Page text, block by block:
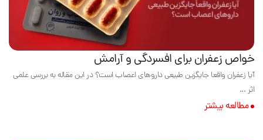
خواص زعفران برای افسردگی و آرامش
آیا زعفران واقعا جایگزین طبیعی داروهای اعصاب است؟ در این مقاله به بررسی علمی
اثر ...
مطالعه بیشتر